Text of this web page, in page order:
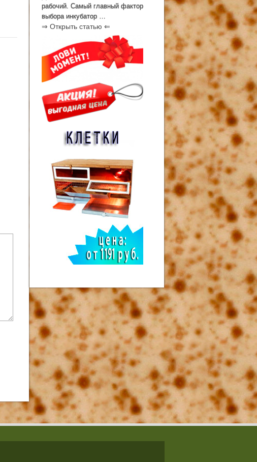
рабочий. Самый главный фактор
выбора инкубатор …
⇒ Открыть статью ⇐